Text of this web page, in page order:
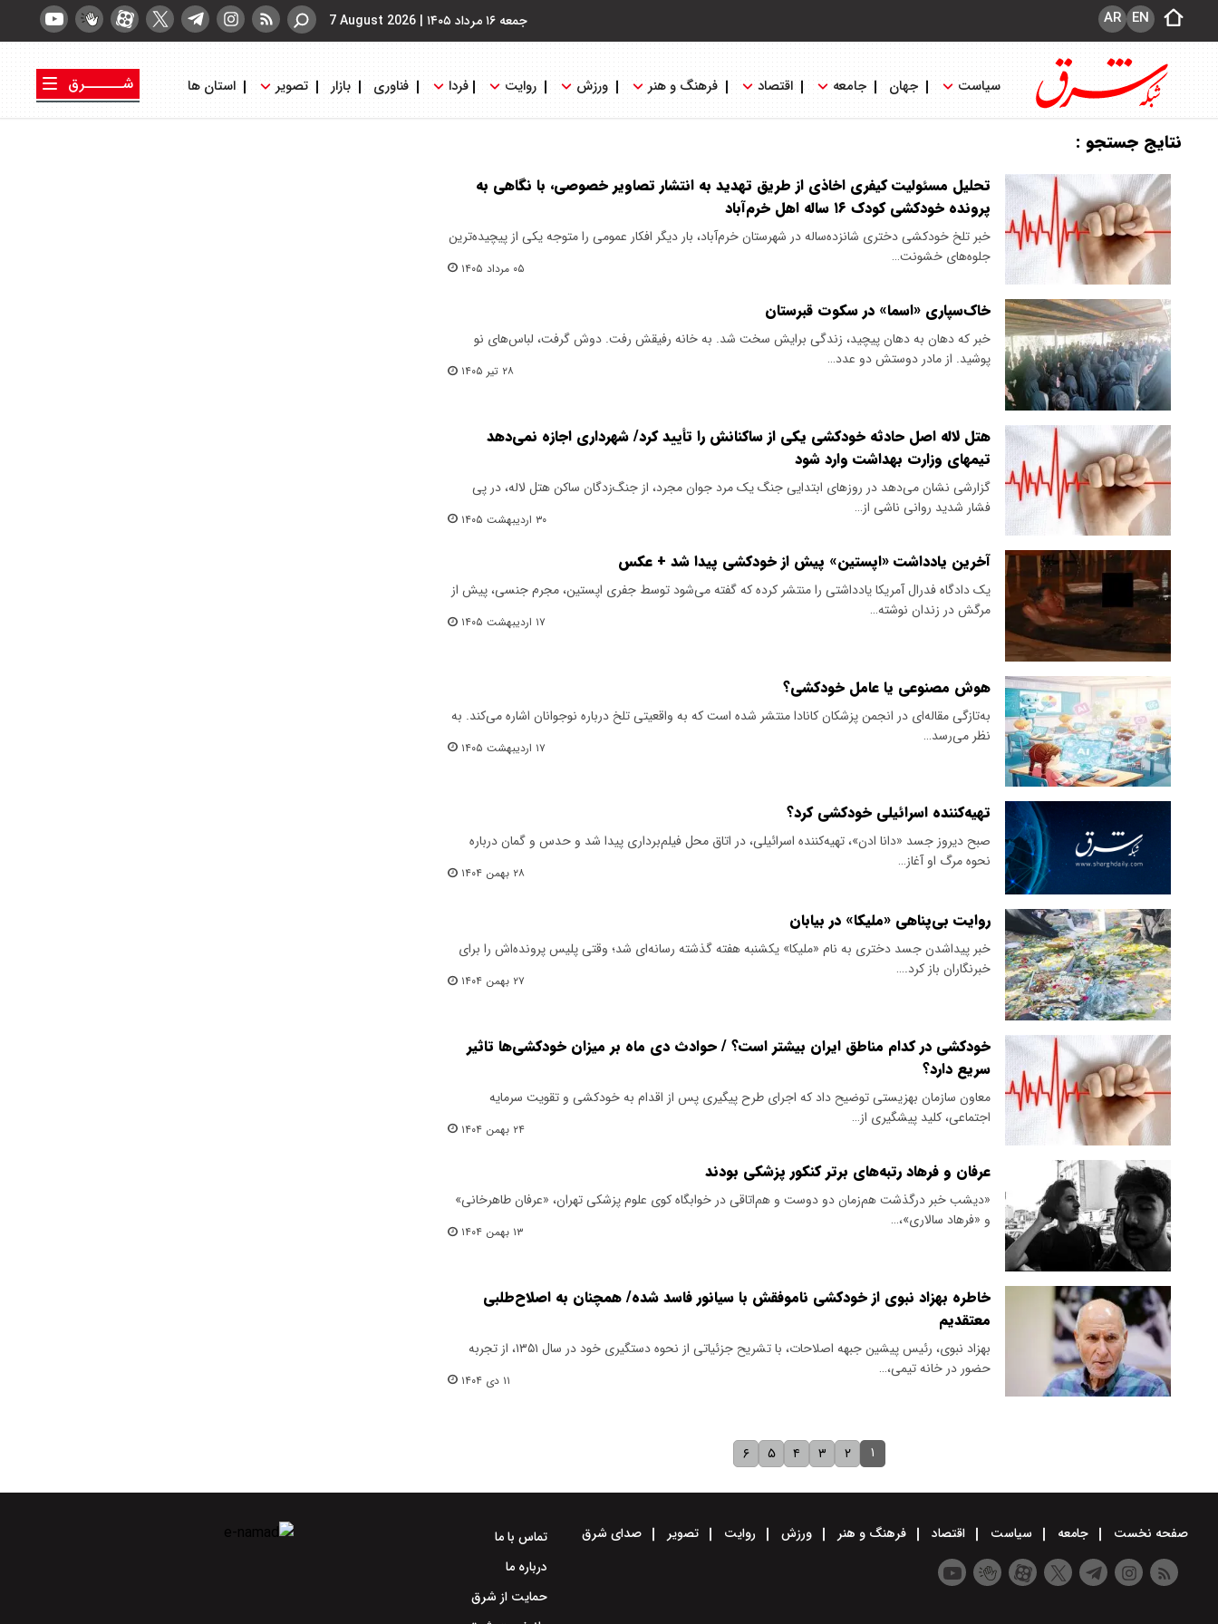
جمعه ۱۶ مرداد ۱۴۰۵ |
7 August 2026 EN
AR
سیاست جهان جامعه اقتصاد فرهنگ و هنر ورزش روایت فردا فناوری بازار تصویر استان ها
شــــــرق
نتایج جستجو :
تحلیل مسئولیت کیفری اخاذی از طریق تهدید به انتشار تصاویر خصوصی، با نگاهی به
پرونده خودکشی کودک ۱۶ ساله اهل خرم‌آباد
خبر تلخ خودکشی دختری شانزده‌ساله در شهرستان خرم‌آباد، بار دیگر افکار عمومی را متوجه یکی از پیچیده‌ترین
جلوه‌های خشونت…
۰۵ مرداد ۱۴۰۵
خاک‌سپاری «اسما» در سکوت قبرستان
خبر که دهان به دهان پیچید، زندگی برایش سخت شد. به خانه رفیقش رفت. دوش گرفت، لباس‌های نو
پوشید. از مادر دوستش دو عدد…
۲۸ تیر ۱۴۰۵
هتل لاله اصل حادثه خودکشی یکی از ساکنانش را تأیید کرد/ شهرداری اجازه نمی‌دهد
تیمهای وزارت بهداشت وارد شود
گزارشی نشان می‌دهد در روز‌های ابتدایی جنگ یک مرد جوان مجرد، از جنگ‌زدگان ساکن هتل لاله، در پی
فشار شدید روانی ناشی از…
۳۰ اردیبهشت ۱۴۰۵
آخرین یادداشت «اپستین» پیش از خودکشی پیدا شد + عکس
یک دادگاه فدرال آمریکا یادداشتی را منتشر کرده که گفته می‌شود توسط جفری اپستین، مجرم جنسی، پیش از
مرگش در زندان نوشته…
۱۷ اردیبهشت ۱۴۰۵
هوش مصنوعی یا عامل خودکشی؟
به‌تازگی مقاله‌ای در انجمن پزشکان کانادا منتشر شده است که به واقعیتی تلخ درباره نوجوانان اشاره می‌کند. به
نظر می‌رسد…
۱۷ اردیبهشت ۱۴۰۵
تهیه‌کننده اسرائیلی خودکشی کرد؟
صبح دیروز جسد «دانا ادن»، تهیه‌کننده اسرائیلی، در اتاق محل فیلم‌برداری پیدا شد و‌ حدس و‌ گمان درباره
نحوه مرگ او آغاز…
۲۸ بهمن ۱۴۰۴
روایت بی‌پناهی «ملیکا» در بیابان
خبر پیدا‌شدن جسد دختری به نام «ملیکا» یکشنبه هفته گذشته رسانه‌ای شد؛ وقتی پلیس پرونده‌اش را برای
خبرنگاران باز کرد.…
۲۷ بهمن ۱۴۰۴
خودکشی در کدام مناطق ایران بیشتر است؟ / حوادث دی ماه بر میزان خودکشی‌ها تاثیر
سریع دارد؟
معاون سازمان بهزیستی توضیح داد که اجرای طرح پیگیری پس از اقدام به خودکشی و تقویت سرمایه
اجتماعی، کلید پیشگیری از…
۲۴ بهمن ۱۴۰۴
عرفان و فرهاد رتبه‌های برتر کنکور پزشکی بودند
«دیشب خبر درگذشت هم‌زمان دو دوست و هم‌اتاقی در خوابگاه کوی علوم پزشکی تهران، «عرفان طاهرخانی»
و «فرهاد سالاری»،…
۱۳ بهمن ۱۴۰۴
خاطره بهزاد نبوی از خودکشی ناموفقش با سیانور فاسد شده/ همچنان به اصلاح‌طلبی
معتقدیم
بهزاد نبوی، رئیس پیشین جبهه اصلاحات، با تشریح جزئیاتی از نحوه دستگیری خود در سال ۱۳۵۱، از تجربه
حضور در خانه تیمی،…
۱۱ دی ۱۴۰۴
۱ ۲ ۳ ۴ ۵ ۶
صفحه نخست جامعه سیاست اقتصاد فرهنگ و هنر ورزش روایت تصویر صدای شرق
تماس با ما
درباره ما
حمایت از شرق